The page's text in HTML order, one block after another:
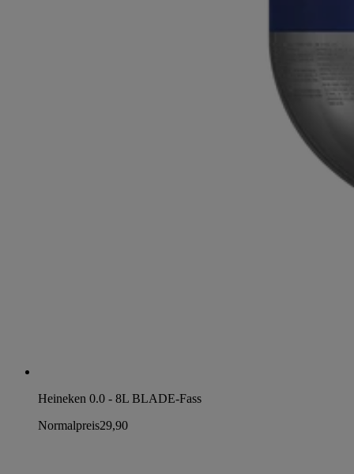
Heineken 0.0 - 8L BLADE-Fass
Normalpreis29,90